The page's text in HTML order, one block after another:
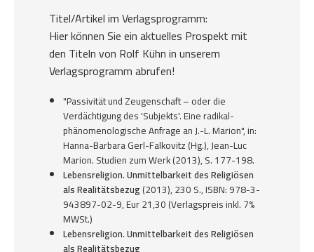
Titel/Artikel im Verlagsprogramm:
Hier können Sie ein aktuelles Prospekt mit
den Titeln von Rolf Kühn in unserem
Verlagsprogramm abrufen!
"Passivität und Zeugenschaft – oder die
Verdächtigung des 'Subjekts'. Eine radikal-
phänomenologische Anfrage an J.-L. Marion", in:
Hanna-Barbara Gerl-Falkovitz (Hg.),Jean-Luc
Marion. Studien zum Werk (2013), S. 177-198.
Lebensreligion. Unmittelbarkeit des Religiösen
als Realitätsbezug(2013), 230 S., ISBN: 978-3-
943897-02-9, Eur 21,30 (Verlagspreis inkl. 7%
MWSt.)
Lebensreligion. Unmittelbarkeit des Religiösen